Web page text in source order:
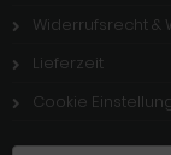
Widerrufsrecht &
Lieferzeit
Cookie